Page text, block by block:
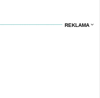
REKLAMA